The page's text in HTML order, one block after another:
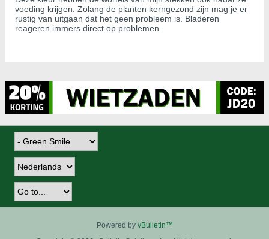
voeding krijgen. Zolang de planten kerngezond zijn mag je er
rustig van uitgaan dat het geen probleem is. Bladeren
reageren immers direct op problemen.
Powered by vBulletin™